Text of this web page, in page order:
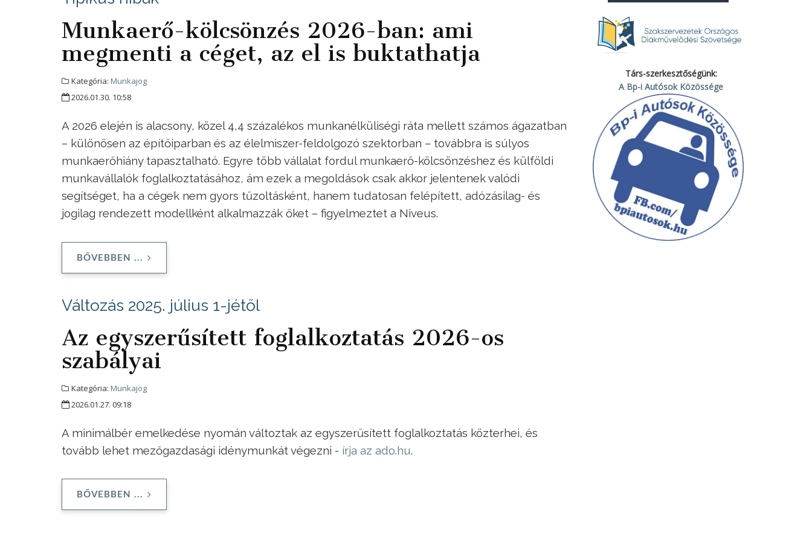
Munkaerő-kölcsönzés 2026-ban: ami
megmenti a céget, az el is buktathatja
Kategória: Munkajog
2026.01.30. 10:58
A 2026 elején is alacsony, közel 4,4 százalékos munkanélküliségi ráta mellett számos ágazatban
– különösen az építőiparban és az élelmiszer-feldolgozó szektorban – továbbra is súlyos
munkaerőhiány tapasztalható. Egyre több vállalat fordul munkaerő-kölcsönzéshez és külföldi
munkavállalók foglalkoztatásához, ám ezek a megoldások csak akkor jelentenek valódi
segítséget, ha a cégek nem gyors tűzoltásként, hanem tudatosan felépített, adózásilag- és
jogilag rendezett modellként alkalmazzák őket – figyelmeztet a Niveus.
BŐVEBBEN ...
Változás 2025. július 1-jétől
Az egyszerűsített foglalkoztatás 2026-os
szabályai
Kategória: Munkajog
2026.01.27. 09:18
A minimálbér emelkedése nyomán változtak az egyszerűsített foglalkoztatás közterhei, és
tovább lehet mezőgazdasági idénymunkát végezni - írja az ado.hu.
BŐVEBBEN ...
Társ-szerkesztőségünk:
A Bp-i Autósok Közössége